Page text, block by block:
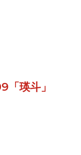
瑛斗」